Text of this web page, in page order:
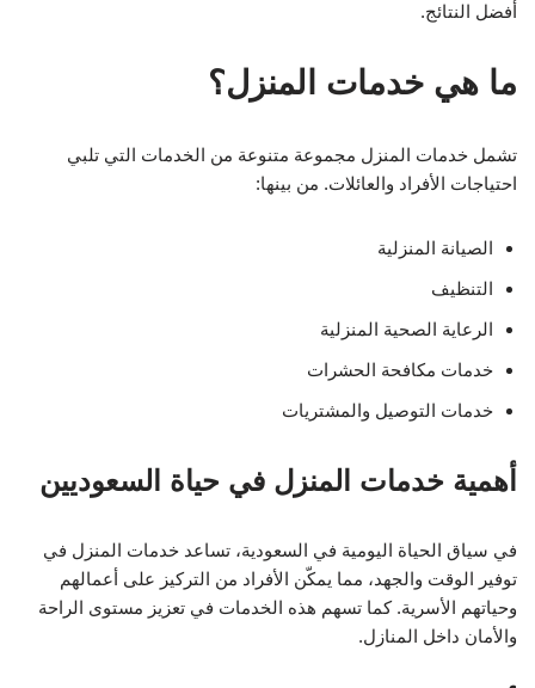
أفضل النتائج.
ما هي خدمات المنزل؟
تشمل خدمات المنزل مجموعة متنوعة من الخدمات التي تلبي
احتياجات الأفراد والعائلات. من بينها:
الصيانة المنزلية
التنظيف
الرعاية الصحية المنزلية
خدمات مكافحة الحشرات
خدمات التوصيل والمشتريات
أهمية خدمات المنزل في حياة السعوديين
في سياق الحياة اليومية في السعودية، تساعد خدمات المنزل في
توفير الوقت والجهد، مما يمكّن الأفراد من التركيز على أعمالهم
وحياتهم الأسرية. كما تسهم هذه الخدمات في تعزيز مستوى الراحة
والأمان داخل المنازل.